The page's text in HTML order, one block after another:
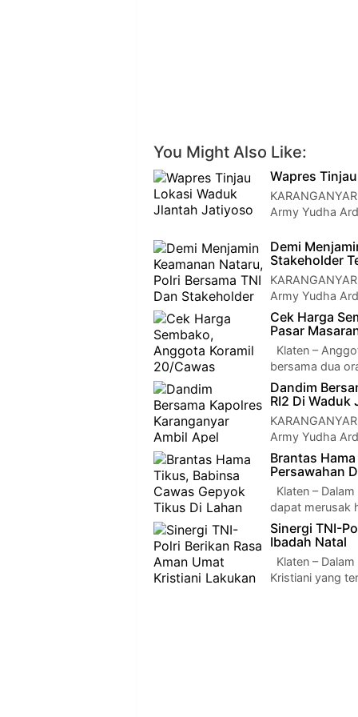
You Might Also Like:
Wapres
Army Yudha
Demi
Stakeholder
Army Yudha
Cek Harga
Pasar
Klaten –
bersama dua
Dandim
RI2 Di Waduk
Army Yudha
Brantas
Persawahan
Klaten –
dapat merusak
Sinergi TNI-
Ibadah Natal
Klaten –
Kristiani yang